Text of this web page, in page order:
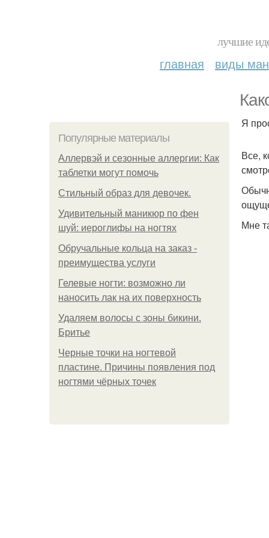
лучшие
главная виды
Популярные материалы
Аллервэй и сезонные аллергии: Как
таблетки могут помочь
Стильный образ для девочек.
Удивительный маникюр по фен
шуй: иероглифы на ногтях
Обручальные кольца на заказ -
преимущества услуги
Гелевые ногти: возможно ли
наносить лак на их поверхность
Удаляем волосы с зоны бикини.
Бритье
Черные точки на ногтевой
пластине. Причины появления под
ногтями чёрных точек
Я
Все,
Мне